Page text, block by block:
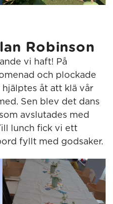
Robinson
vi haft! På
och plockade
åt att klä vår
Sen blev det dans
avslutades med
lunch fick vi ett
fyllt med godsaker.